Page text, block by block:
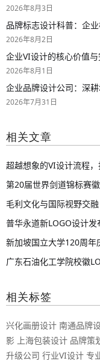
2026年8月3日
品牌标志设计科普：企
2026年8月2日
企业VI设计的核心价值
2026年8月1日
企业品牌设计公司：深
2026年7月31日
相关文章
超越想象的VI设计流程，
第20届世界剑道锦标赛
毛利文化与国际视野交
普华永道新LOGO设计
新加坡国立大学120周年
广东石油化工学院校徽
相关标签
兴化画册设计 南通品牌
影 上海包装设计 品牌策
升级公司 行业VI设计 专